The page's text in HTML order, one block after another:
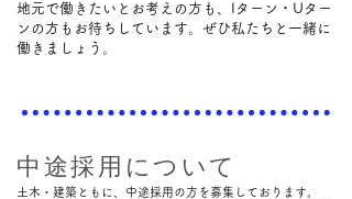
​地元で働きたいとお考えの方も、Iターン・Uター
ンの方もお待ちしています。ぜひ私たちと一緒に
働きましょう。
中途採用について
土木・建築ともに、中途採用の方を募集しております。